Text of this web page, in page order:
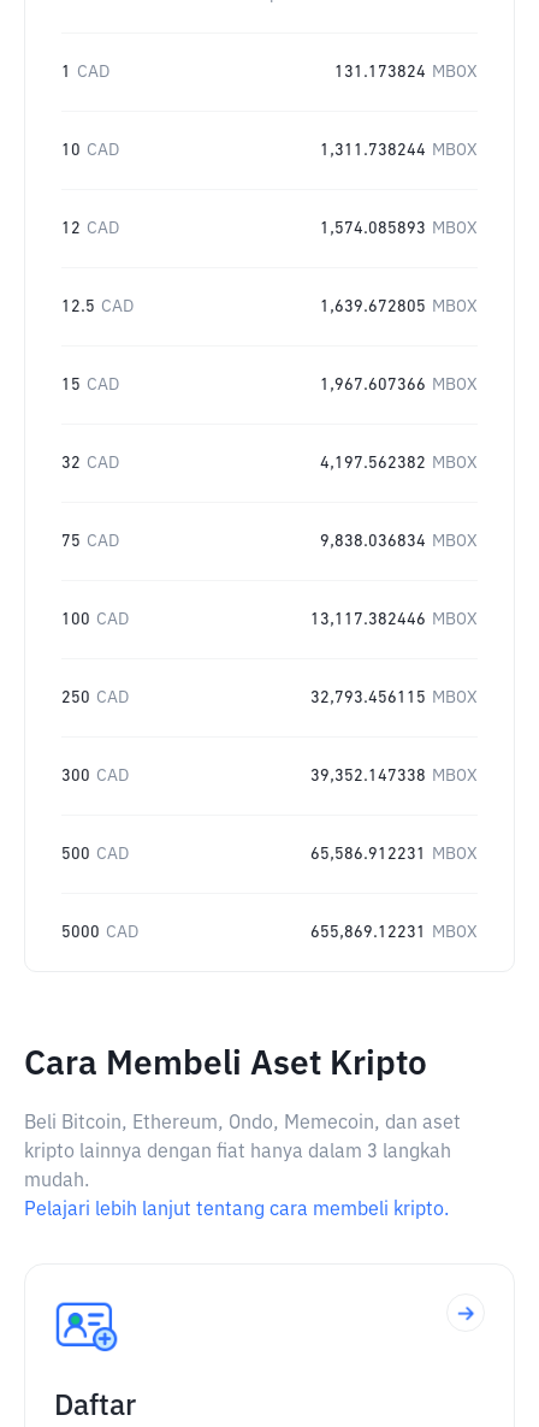
1 CAD 131.173824 MBOX
10 CAD 1,311.738244 MBOX
12 CAD 1,574.085893 MBOX
12.5 CAD 1,639.672805 MBOX
15 CAD 1,967.607366 MBOX
32 CAD 4,197.562382 MBOX
75 CAD 9,838.036834 MBOX
100 CAD 13,117.382446 MBOX
250 CAD 32,793.456115 MBOX
300 CAD 39,352.147338 MBOX
500 CAD 65,586.912231 MBOX
5000 CAD 655,869.12231 MBOX
Cara Membeli Aset Kripto
Beli Bitcoin, Ethereum, Ondo, Memecoin, dan aset
kripto lainnya dengan fiat hanya dalam 3 langkah
mudah.
Pelajari lebih lanjut tentang cara membeli kripto.
Daftar